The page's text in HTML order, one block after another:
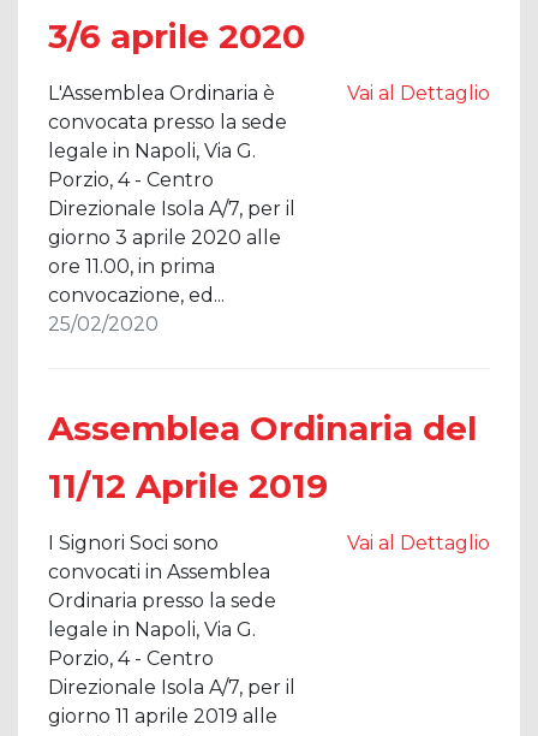
3/6 aprile 2020
L'Assemblea Ordinaria è
convocata presso la sede
legale in Napoli, Via G.
Porzio, 4 - Centro
Direzionale Isola A/7, per il
giorno 3 aprile 2020 alle
ore 11.00, in prima
convocazione, ed...
25/02/2020
Vai al Dettaglio
Assemblea Ordinaria del
11/12 Aprile 2019
I Signori Soci sono
convocati in Assemblea
Ordinaria presso la sede
legale in Napoli, Via G.
Porzio, 4 - Centro
Direzionale Isola A/7, per il
giorno 11 aprile 2019 alle
Vai al Dettaglio